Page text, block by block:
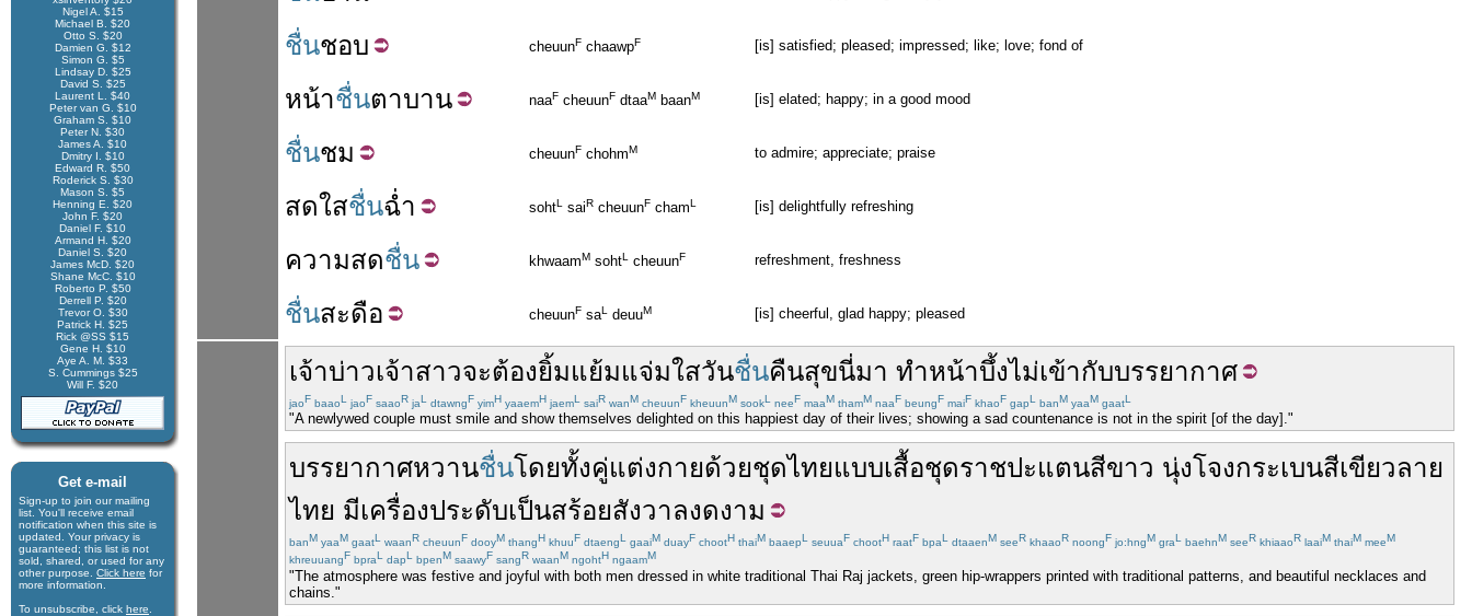
Nigel A. $15
Michael B. $20
Otto S. $20
Damien G. $12
Simon G. $5
Lindsay D. $25
David S. $25
Laurent L. $40
Peter van G. $10
Graham S. $10
Peter N. $30
James A. $10
Dmitry I. $10
Edward R. $50
Roderick S. $30
Mason S. $5
Henning E. $20
John F. $20
Daniel F. $10
Armand H. $20
Daniel S. $20
James McD. $20
Shane McC. $10
Roberto P. $50
Derrell P. $20
Trevor O. $30
Patrick H. $25
Rick @SS $15
Gene H. $10
Aye A. M. $33
S. Cummings $25
Will F. $20
Get e-mail
Sign-up to join our mail­ing
list. You'll receive e­mail
notification when this site is
updated. Your privacy is
guaran­teed; this list is not
sold, shared, or used for any
other purpose. Click here for
more infor­mation.
To unsubscribe, click here
ชื่นชอบ cheuunF chaawpF [is] satisfied; pleased; impressed; like; love; fond of
หน้าชื่นตาบาน naaF cheuunF dtaaM baanM [is] elated; happy; in a good mood
ชื่นชม cheuunF chohmM to admire; appreciate; praise
สดใสชื่นฉ่ำ sohtL saiR cheuunF chamL [is] delightfully refreshing
ความสดชื่น khwaamM sohtL cheuunF refreshment, freshness
ชื่นสะดือ cheuunF saL deuuM [is] cheerful, glad happy; pleased
เจ้าบ่าวเจ้าสาวจะต้องยิ้มแย้มแจ่มใสวันชื่นคืนสุขนี่มา ทำหน้าบึ้งไม่เข้ากับบรรยากาศ
jaoF baaoL jaoF saaoR jaL dtawngF yimH yaaemH jaemL saiR wanM cheuunF kheuunM sookL neeF maaM thamM naaF beungF maiF khaoF gapL banM yaaM gaatL
"A newlywed couple must smile and show themselves delighted on this happiest day of their lives; showing a sad countenance is not in the spirit [of the day]."
บรรยากาศหวานชื่นโดยทั้งคู่แต่งกายด้วยชุดไทยแบบเสื้อชุดราชปะแตนสีขาว นุ่งโจงกระเบนสีเขียวลาย
ไทย มีเครื่องประดับเป็นสร้อยสังวาลงดงาม
banM yaaM gaatL waanR cheuunF dooyM thangH khuuF dtaengL gaaiM duayF chootH thaiM baaepL seuuaF chootH raatF bpaL dtaaenM seeR khaaoR noongF jo:hngM graL baehnM seeR khiaaoR laaiM thaiM meeM
khreuuangF bpraL dapL bpenM saawyF sangR waanM ngohtH ngaamM
"The atmosphere was festive and joyful with both men dressed in white traditional Thai Raj jackets, green hip-wrappers printed with traditional patterns, and beautiful necklaces and
chains."